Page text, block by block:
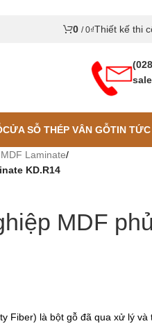
0 / 0₫Thiết kế thi
CỬA SỖ THÉP VÂN GỖTIN TỨC
Laminate/
KD.R14
MDF
Fiber) là bột gỗ đã qua xử lý